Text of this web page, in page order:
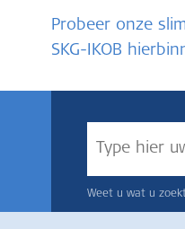
Probeer onze
SKG-IKOB
Weet u wat u